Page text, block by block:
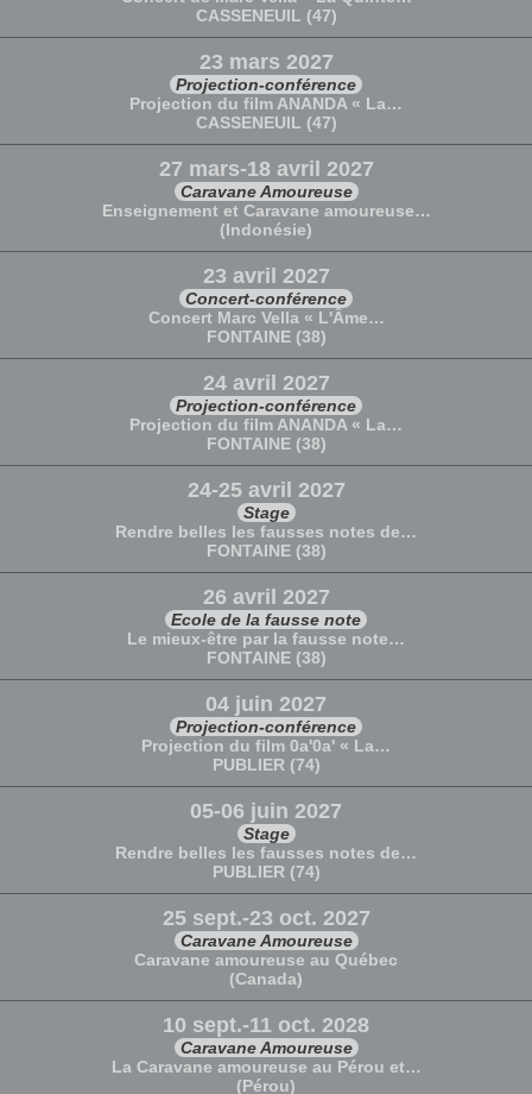
CASSENEUIL (47)
23 mars 2027
Projection-conférence
Projection du film ANANDA « La…
CASSENEUIL (47)
27 mars-18 avril 2027
Caravane Amoureuse
Enseignement et Caravane amoureuse…
(Indonésie)
23 avril 2027
Concert-conférence
Concert Marc Vella « L'Âme…
FONTAINE (38)
24 avril 2027
Projection-conférence
Projection du film ANANDA « La…
FONTAINE (38)
24-25 avril 2027
Stage
Rendre belles les fausses notes de…
FONTAINE (38)
26 avril 2027
Ecole de la fausse note
Le mieux-être par la fausse note…
FONTAINE (38)
04 juin 2027
Projection-conférence
Projection du film 0a'0a' « La…
PUBLIER (74)
05-06 juin 2027
Stage
Rendre belles les fausses notes de…
PUBLIER (74)
25 sept.-23 oct. 2027
Caravane Amoureuse
Caravane amoureuse au Québec
(Canada)
10 sept.-11 oct. 2028
Caravane Amoureuse
La Caravane amoureuse au Pérou et…
(Pérou)